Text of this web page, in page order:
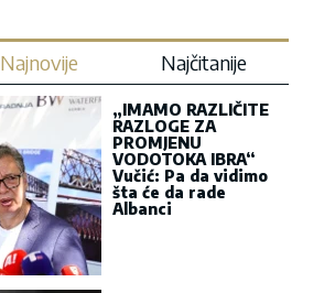
Najnovije Najčitanije
„IMAMO RAZLIČITE
RAZLOGE ZA
PROMJENU
VODOTOKA IBRA“
Vučić: Pa da vidimo
šta će da rade
Albanci